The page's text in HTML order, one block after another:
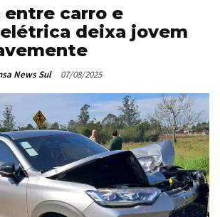
carro e
deixa jovem
News Sul 07/08/2025